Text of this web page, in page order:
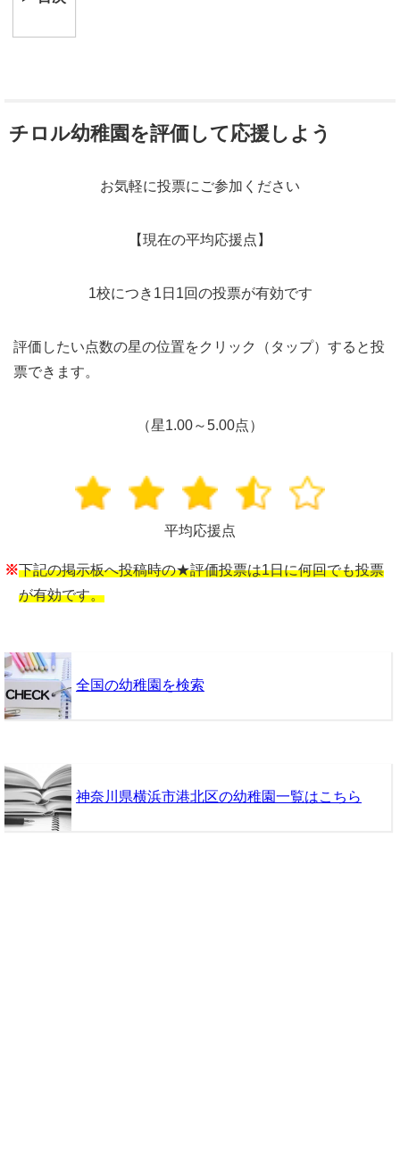
チロル幼稚園を評価して応援しよう
お気軽に投票にご参加ください
【現在の平均応援点】
1校につき1日1回の投票が有効です
評価したい点数の星の位置をクリック（タップ）すると投
票できます。
（星1.00～5.00点）
平均応援点
※下記の掲示板へ投稿時の★評価投票は1日に何回でも投票
が有効です。
全国の幼稚園を検索
神奈川県横浜市港北区の幼稚園一覧はこちら